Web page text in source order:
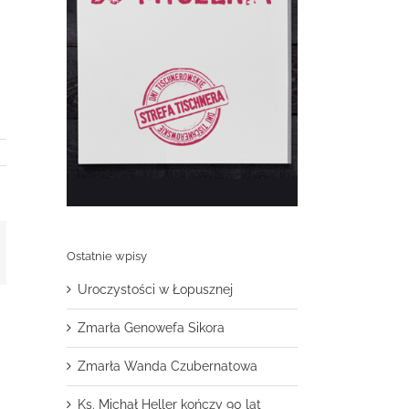
Ostatnie wpisy
Uroczystości w Łopusznej
Zmarła Genowefa Sikora
Zmarła Wanda Czubernatowa
Ks. Michał Heller kończy 90 lat